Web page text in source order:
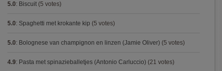
5.0: Biscuit (5 votes)
5.0: Spaghetti met krokante kip (5 votes)
5.0: Bolognese van champignon en linzen (Jamie Oliver) (5 votes)
4.9: Pasta met spinazieballetjes (Antonio Carluccio) (21 votes)